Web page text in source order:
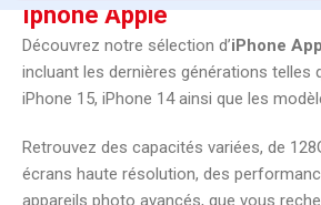
Iphone Apple
Découvrez notre sélection d’iPhone
incluant les dernières générations telles
iPhone 15, iPhone 14 ainsi que les
Retrouvez des capacités variées, de
écrans haute résolution, des
appareils photo avancés, que vous